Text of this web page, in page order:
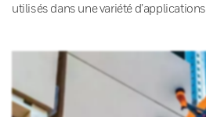
utilisés dans une variété d’applications.